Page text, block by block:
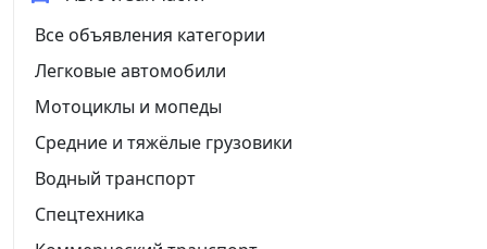
Все объявления категории
Легковые автомобили
Мотоциклы и мопеды
Средние и тяжёлые грузовики
Водный транспорт
Спецтехника